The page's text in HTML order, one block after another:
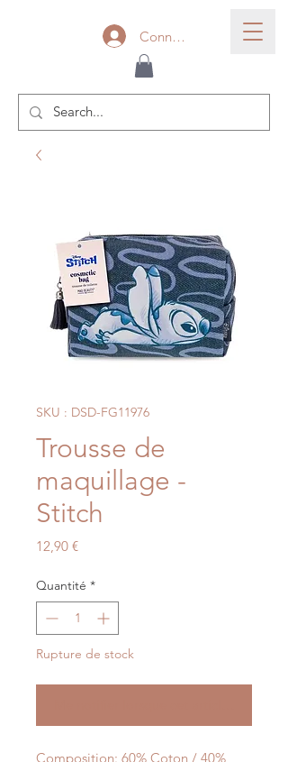
Connexion
SKU : DSD-FG11976
Trousse de
maquillage -
Stitch
12,90 €Prix
Quantité *
Rupture de stock
Composition: 60% Coton / 40%